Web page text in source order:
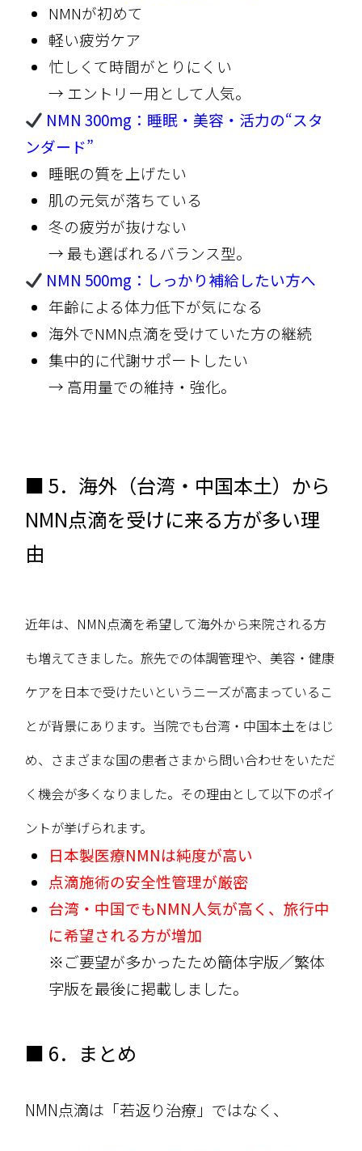
NMNが初めて
軽い疲労ケア
忙しくて時間がとりにくい
→ エントリー用として人気。
NMN 300mg：睡眠・美容・活力の“スタ
ンダード”
睡眠の質を上げたい
肌の元気が落ちている
冬の疲労が抜けない
→ 最も選ばれるバランス型。
NMN 500mg：しっかり補給したい方へ
年齢による体力低下が気になる
海外でNMN点滴を受けていた方の継続
集中的に代謝サポートしたい
→ 高用量での維持・強化。
■ 5．海外（台湾・中国本土）から
NMN点滴を受けに来る方が多い理
由
近年は、NMN点滴を希望して海外から来院される方
も増えてきました。旅先での体調管理や、美容・健康
ケアを日本で受けたいというニーズが高まっているこ
とが背景にあります。当院でも台湾・中国本土をはじ
め、さまざまな国の患者さまから問い合わせをいただ
く機会が多くなりました。その理由として以下のポイ
ントが挙げられます。
日本製医療NMNは純度が高い
点滴施術の安全性管理が厳密
台湾・中国でもNMN人気が高く、旅行中
に希望される方が増加
※ご要望が多かったため簡体字版／繁体
字版を最後に掲載しました。
■ 6．まとめ
NMN点滴は「若返り治療」ではなく、